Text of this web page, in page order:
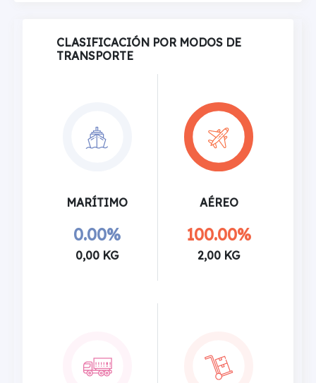
CLASIFICACIÓN POR MODOS DE
TRANSPORTE
MARÍTIMO
0.00%
0,00 KG
AÉREO
100.00%
2,00 KG